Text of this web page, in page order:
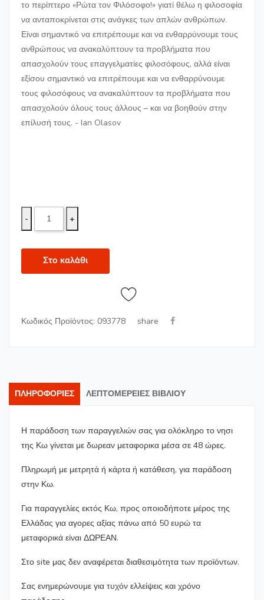
το περίπτερο «Ρώτα τον Φιλόσοφο!» γιατί θέλω η φιλοσοφία
να ανταποκρίνεται στις ανάγκες των απλών ανθρώπων.
Είναι σημαντικό να επιτρέπουμε και να ενθαρρύνουμε τους
ανθρώπους να ανακαλύπτουν τα προβλήματα που
απασχολούν τους επαγγελματίες φιλοσόφους, αλλά είναι
εξίσου σημαντικό να επιτρέπουμε και να ενθαρρύνουμε
τους φιλοσόφους να ανακαλύπτουν τα προβλήματα που
απασχολούν όλους τους άλλους – και να βοη­­θούν στην
επίλυσή τους. - Ian Olasov
- +
Στο καλάθι
Κωδικός Προϊόντος: 093778 share
ΠΛΗΡΟΦΟΡΊΕΣ ΛΕΠΤΟΜΈΡΕΙΕΣ ΒΙΒΛΊΟΥ
Η παράδοση των παραγγελιών σας για ολόκληρο το νησι
της Κω γίνεται με δωρεαν μεταφορικα μέσα σε 48 ώρες.
Πληρωμή με μετρητά ή κάρτα ή κατάθεση, για παράδοση
στην Κω.
Για παραγγελίες εκτός Κω, προς οποιοδήποτε μέρος της
Ελλάδας για αγορες αξίας πάνω από 50 ευρώ τα
μεταφορικά είναι ΔΩΡΕΑΝ.
Στο site μας δεν αναφέρεται διαθεσιμότητα των προϊόντων.
Σας ενημερώνουμε για τυχόν ελλείψεις και χρόνο